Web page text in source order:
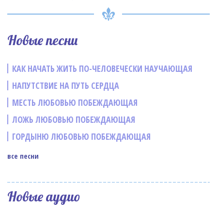
Новые песни
КАК НАЧАТЬ ЖИТЬ ПО-ЧЕЛОВЕЧЕСКИ НАУЧАЮЩАЯ
НАПУТСТВИЕ НА ПУТЬ СЕРДЦА
МЕСТЬ ЛЮБОВЬЮ ПОБЕЖДАЮЩАЯ
ЛОЖЬ ЛЮБОВЬЮ ПОБЕЖДАЮЩАЯ
ГОРДЫНЮ ЛЮБОВЬЮ ПОБЕЖДАЮЩАЯ
все песни
Новые аудио